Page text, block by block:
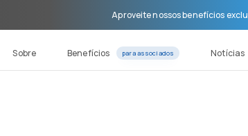
Aproveite nossos benefícios
Sobre Benefícios para associados Notícias